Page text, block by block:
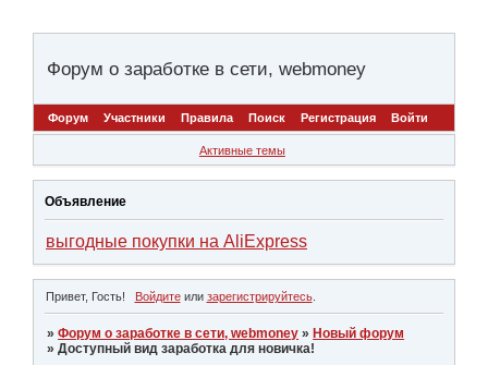
Форум о заработке в сети, webmoney
Форум Участники Правила Поиск Регистрация Войти
Активные темы
Объявление
выгодные покупки на AliExpress
Привет, Гость! Войдитеили зарегистрируйтесь.
»Форум о заработке в сети, webmoney » Новый форум
»Доступный вид заработка для новичка!